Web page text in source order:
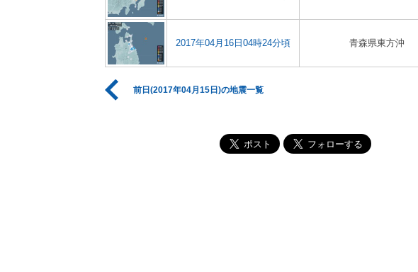
2017年04月16日04時24分頃 青森県東方沖
前日(2017年04月15日)の地震一覧